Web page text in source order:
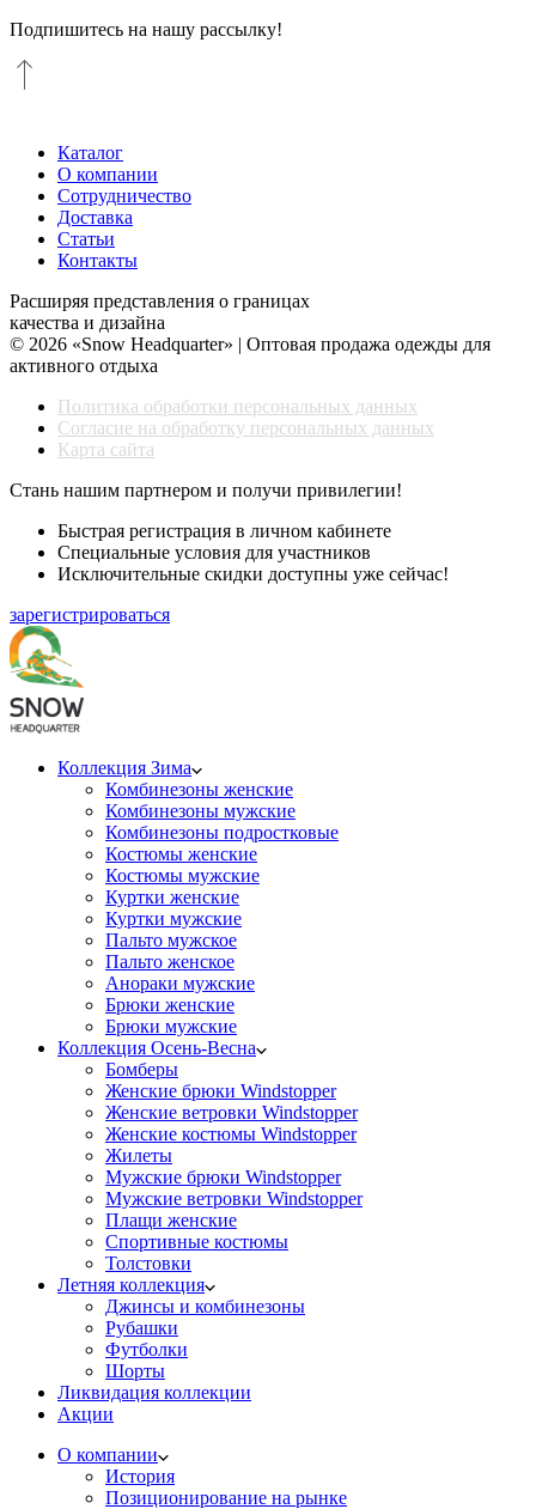
Подпишитесь на нашу рассылку!
Каталог
О компании
Сотрудничество
Доставка
Статьи
Контакты
Расширяя представления о границах
качества и дизайна
© 2026 «Snow Headquarter» | Оптовая продажа одежды для
активного отдыха
Политика обработки персональных данных
Согласие на обработку персональных данных
Карта сайта
Стань нашим партнером и получи привилегии!
Быстрая регистрация в личном кабинете
Специальные условия для участников
Исключительные скидки доступны уже сейчас!
зарегистрироваться
Коллекция Зима
Комбинезоны женские
Комбинезоны мужские
Комбинезоны подростковые
Костюмы женские
Костюмы мужские
Куртки женские
Куртки мужские
Пальто мужское
Пальто женское
Анораки мужские
Брюки женские
Брюки мужские
Коллекция Осень-Весна
Бомберы
Женские брюки Windstopper
Женские ветровки Windstopper
Женские костюмы Windstopper
Жилеты
Мужские брюки Windstopper
Мужские ветровки Windstopper
Плащи женские
Спортивные костюмы
Толстовки
Летняя коллекция
Джинсы и комбинезоны
Рубашки
Футболки
Шорты
Ликвидация коллекции
Акции
О компании
История
Позиционирование на рынке